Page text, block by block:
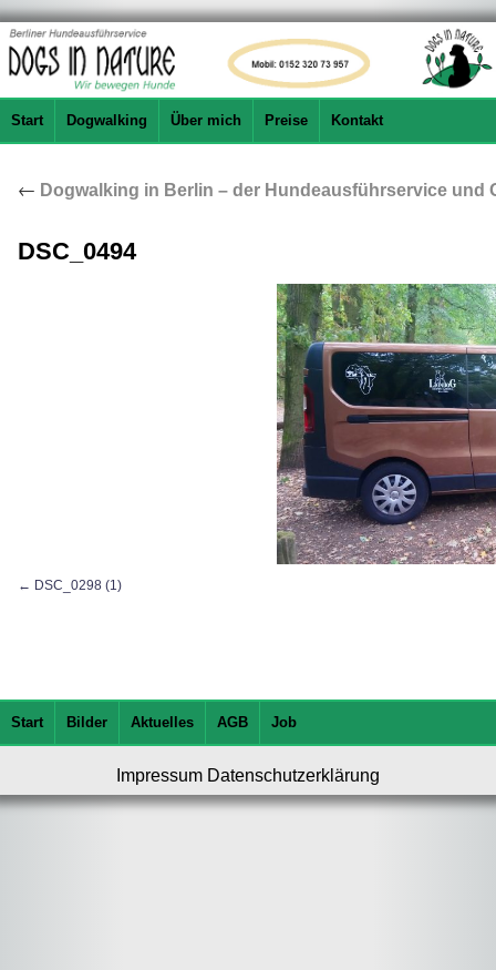
Start Dogwalking Über mich Preise Kontakt
← Dogwalking in Berlin – der Hundeausführservice und
DSC_0494
DSC_0298 (1)
Start Bilder Aktuelles AGB Job
Impressum Datenschutzerklärung